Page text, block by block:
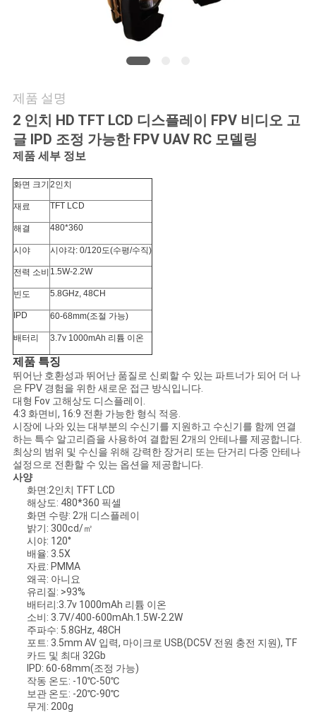
문
을
요
구
하
세
요
SHOPPING
ONLINE
사
이
트
지
제품 설명
2 인치 HD TFT LCD 디스플레이 FPV 비디오 고
글 IPD 조정 가능한 FPV UAV RC 모델링
제품 세부 정보
화면 크기 2인치
재료 TFT LCD
해결 480*360
시야 시야각: 0/120도(수평/수직)
전력 소비 1.5W-2.2W
빈도 5.8GHz, 48CH
IPD 60-68mm(조절 가능)
배터리 3.7v 1000mAh 리튬 이온
제품 특징
뛰어난 호환성과 뛰어난 품질로 신뢰할 수 있는 파트너가 되어 더 나
은 FPV 경험을 위한 새로운 접근 방식입니다.
대형 Fov 고해상도 디스플레이.
4:3 화면비, 16:9 전환 가능한 형식 적응.
시장에 나와 있는 대부분의 수신기를 지원하고 수신기를 함께 연결
하는 특수 알고리즘을 사용하여 결합된 2개의 안테나를 제공합니다.
최상의 범위 및 수신을 위해 강력한 장거리 또는 단거리 다중 안테나
설정으로 전환할 수 있는 옵션을 제공합니다.
사양
화면:2인치 TFT LCD
해상도: 480*360 픽셀
화면 수량: 2개 디스플레이
밝기: 300cd/㎡
시야: 120°
배율: 3.5X
자료: PMMA
왜곡: 아니요
유리질: >93%
배터리:3.7v 1000mAh 리튬 이온
소비: 3.7V/400-600mAh.1.5W-2.2W
주파수: 5.8GHz, 48CH
포트: 3.5mm AV 입력, 마이크로 USB(DC5V 전원 충전 지원), TF
카드 및 최대 32Gb
IPD: 60-68mm(조정 가능)
작동 온도: -10℃-50℃
보관 온도: -20℃-90℃
무게: 200g